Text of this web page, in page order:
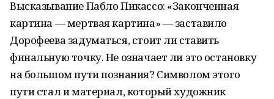
Высказывание Пабло Пикассо: «Законченная
картина — мертвая картина» — заставило
Дорофеева задуматься, стоит ли ставить
финальную точку. Не означает ли это остановку
на большом пути познания? Символом этого
пути стал и материал, который художник